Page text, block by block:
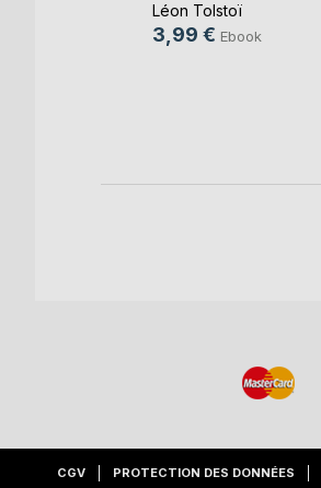
Léon Tolstoï
3,99 € Ebook
CGV PROTECTION DES DONNÉES